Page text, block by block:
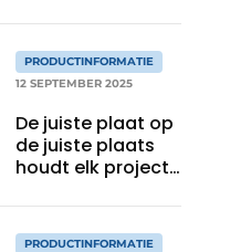
PRODUCTINFORMATIE
12 SEPTEMBER 2025
De juiste plaat op
de juiste plaats
houdt elk project
PRODUCTINFORMATIE